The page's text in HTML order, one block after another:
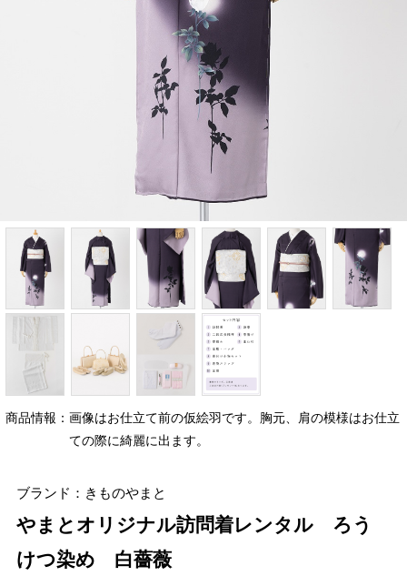
商品情報：画像はお仕立て前の仮絵羽です。胸元、肩の模様はお仕立
ての際に綺麗に出ます。
ブランド：きものやまと
やまとオリジナル訪問着レンタル ろう
けつ染め 白薔薇